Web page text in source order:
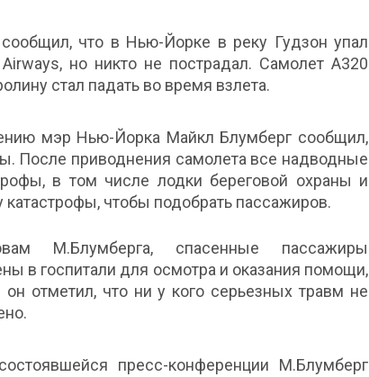
что в Нью-Йорке в реку Гудзон упал
но никто не пострадал. Самолет А320
стал падать во время взлета.
мэр Нью-Йорка Майкл Блумберг сообщил,
После приводнения самолета все надводные
в том числе лодки береговой охраны и
чтобы подобрать пассажиров.
М.Блумберга, спасенные пассажиры
в госпитали для осмотра и оказания помощи,
он отметил, что ни у кого серьезных травм не
пресс-конференции М.Блумберг